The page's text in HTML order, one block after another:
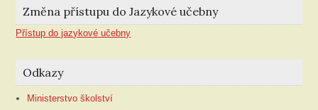
Změna přístupu do Jazykové učebny
Přístup do jazykové učebny
Odkazy
Ministerstvo školství